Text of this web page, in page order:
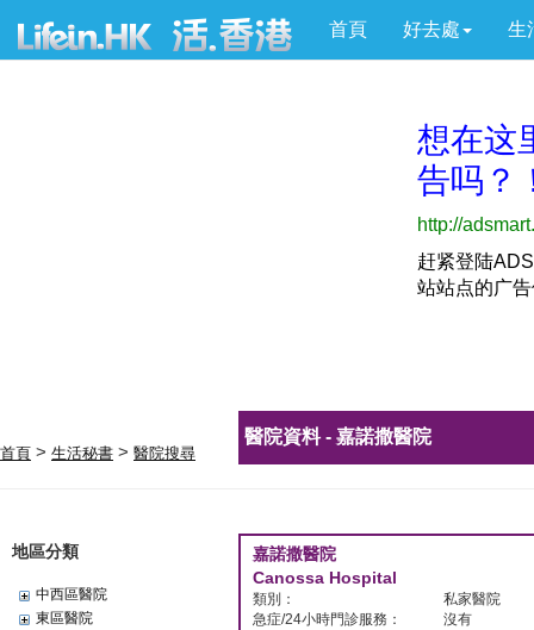
首頁 好去處 生
首頁 > 生活秘書 > 醫院搜尋
地區分類
中西區醫院
東區醫院
醫院資料 - 嘉諾撒醫院
嘉諾撒醫院
Canossa Hospital
類別：
私家醫院
急症/24小時門診服務：
沒有